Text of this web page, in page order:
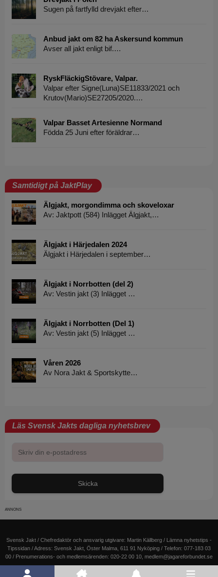
Sugen på fartfylld drevjakt efter…
Anbud jakt om 82 ha Askersund kommun
Avser all jakt enligt bif.…
RyskFläckigStövare, Valpar.
Valpar efter Signe(Luna)SE11833/2021 och
Krutov(Mario)SE27205/2020.…
Valpar Basset Artesienne Normand
Födda 25 Juni efter föräldrar…
Samtidigt på JaktPlay
Älgjakt, morgondimma och skoveloxar
Av: Jaktpott (584) Inlägget Älgjakt,…
Älgjakt i Härjedalen 2024
Älgjakt i Härjedalen i september…
Älgjakt i Norrbotten (del 2)
Av: Vestin jakt (3) Inlägget …
Älgjakt i Norrbotten (Del 1)
Av: Vestin jakt (5) Inlägget …
Våren 2026
Av Nora Jakt & Sportskytte…
Läs Svensk Jakts dagliga nyhetsbrev
Skicka
Svensk Jakt / Chefredaktör och ansvarig utgivare: Martin Källberg / Lämna nyhetstips -
Tipssidan / Adress: Svensk Jakt, Öster Malma, 611 91 Nyköping / Telefon: 077-183 03
00 / Prenumerations- och medlemsärenden: 020-22 00 10, medlem@jagareforbundet.se